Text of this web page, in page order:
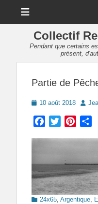
Collectif
Pendant que certains
présent,
Partie de
Posted
10 août 2018 Author
Facebook
Twitter
Categories
24x65, Argentique,